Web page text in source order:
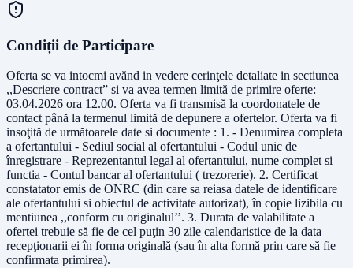
Condiții de Participare
Oferta se va intocmi avănd in vedere cerinţele detaliate in sectiunea
,,Descriere contract” si va avea termen limită de primire oferte:
03.04.2026 ora 12.00. Oferta va fi transmisă la coordonatele de
contact până la termenul limită de depunere a ofertelor. Oferta va fi
insoţită de următoarele date si documente : 1. - Denumirea completa
a ofertantului - Sediul social al ofertantului - Codul unic de
înregistrare - Reprezentantul legal al ofertantului, nume complet si
functia - Contul bancar al ofertantului ( trezorerie). 2. Certificat
constatator emis de ONRC (din care sa reiasa datele de identificare
ale ofertantului si obiectul de activitate autorizat), în copie lizibila cu
mentiunea ,,conform cu originalul’’. 3. Durata de valabilitate a
ofertei trebuie să fie de cel puţin 30 zile calendaristice de la data
recepţionarii ei în forma originală (sau în alta formă prin care să fie
confirmata primirea).